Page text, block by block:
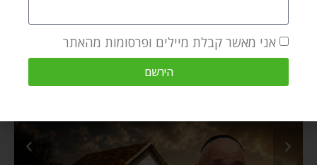
אני מאשר קבלת מיילים ופרסומות מהאתר
הירשם